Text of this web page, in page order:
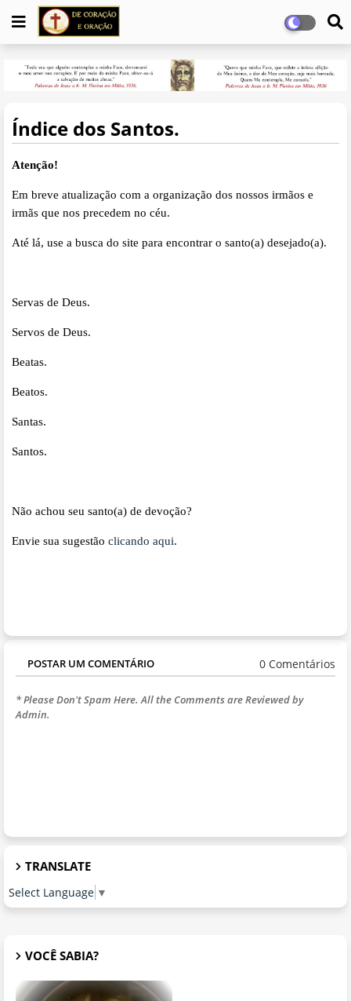
Índice dos Santos.
Atenção!
Em breve atualização com a organização dos nossos irmãos e
irmãs que nos precedem no céu.
Até lá, use a busca do site para encontrar o santo(a) desejado(a).
Servas de Deus.
Servos de Deus.
Beatas.
Beatos.
Santas.
Santos.
Não achou seu santo(a) de devoção?
Envie sua sugestão clicando aqui.
POSTAR UM COMENTÁRIO 0 Comentários
* Please Don't Spam Here. All the Comments are Reviewed by
Admin.
TRANSLATE
Select Language ▼
VOCÊ SABIA?